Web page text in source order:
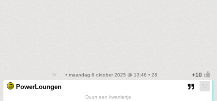
• maandag 6 oktober 2025 @ 13:46 • 28
PowerLoungen
Duurt een kwartiertje